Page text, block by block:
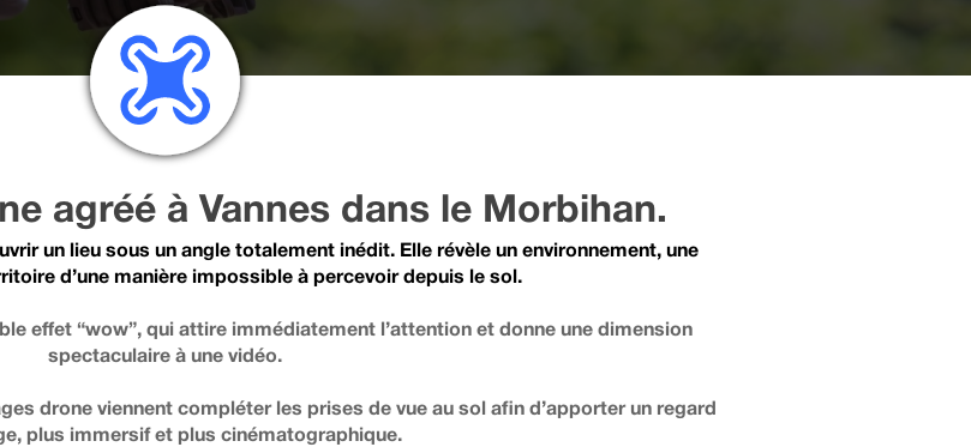
agréé à Vannes dans le Morbihan.
un lieu sous un angle totalement inédit. Elle révèle un environnement, une
d’une manière impossible à percevoir depuis le sol.
effet “wow”, qui attire immédiatement l’attention et donne une dimension
spectaculaire à une vidéo.
drone viennent compléter les prises de vue au sol afin d’apporter un regard
plus immersif et plus cinématographique.